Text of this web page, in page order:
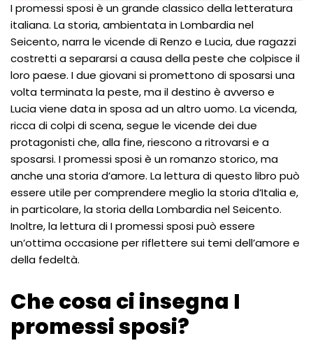
I promessi sposi è un grande classico della letteratura
italiana. La storia, ambientata in Lombardia nel
Seicento, narra le vicende di Renzo e Lucia, due ragazzi
costretti a separarsi a causa della peste che colpisce il
loro paese. I due giovani si promettono di sposarsi una
volta terminata la peste, ma il destino è avverso e
Lucia viene data in sposa ad un altro uomo. La vicenda,
ricca di colpi di scena, segue le vicende dei due
protagonisti che, alla fine, riescono a ritrovarsi e a
sposarsi. I promessi sposi è un romanzo storico, ma
anche una storia d’amore. La lettura di questo libro può
essere utile per comprendere meglio la storia d’Italia e,
in particolare, la storia della Lombardia nel Seicento.
Inoltre, la lettura di I promessi sposi può essere
un’ottima occasione per riflettere sui temi dell’amore e
della fedeltà.
Che cosa ci insegna I
promessi sposi?